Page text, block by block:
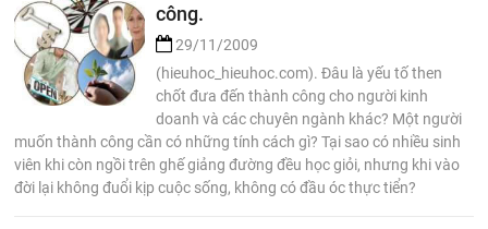
công.
29/11/2009
(hieuhoc_hieuhoc.com). Đâu là yếu tố then
chốt đưa đến thành công cho người kinh
doanh và các chuyên ngành khác? Một người
muốn thành công cần có những tính cách gì? Tại sao có nhiều sinh
viên khi còn ngồi trên ghế giảng đường đều học giỏi, nhưng khi vào
đời lại không đuổi kịp cuộc sống, không có đầu óc thực tiển?